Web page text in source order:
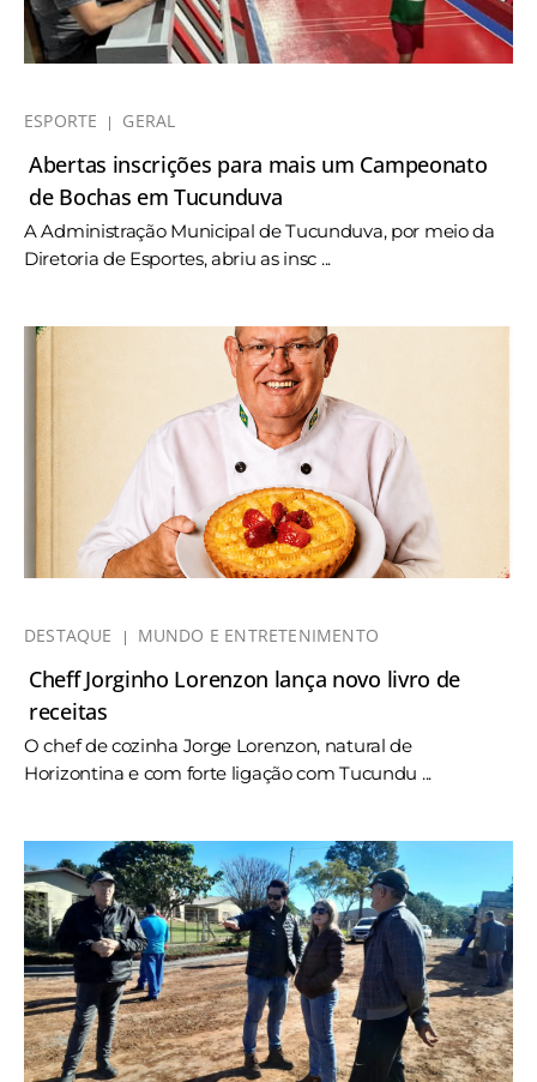
ESPORTE GERAL
Abertas inscrições para mais um Campeonato
de Bochas em Tucunduva
A Administração Municipal de Tucunduva, por meio da
Diretoria de Esportes, abriu as insc ...
DESTAQUE MUNDO E ENTRETENIMENTO
Cheff Jorginho Lorenzon lança novo livro de
receitas
O chef de cozinha Jorge Lorenzon, natural de
Horizontina e com forte ligação com Tucundu ...